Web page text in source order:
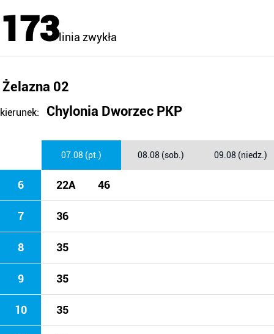
173linia zwykła
Żelazna 02
kierunek: Chylonia Dworzec PKP
07.08 (pt.) 08.08 (sob.) 09.08 (niedz.)
6 22A 46
7 36
8 35
9 35
10 35